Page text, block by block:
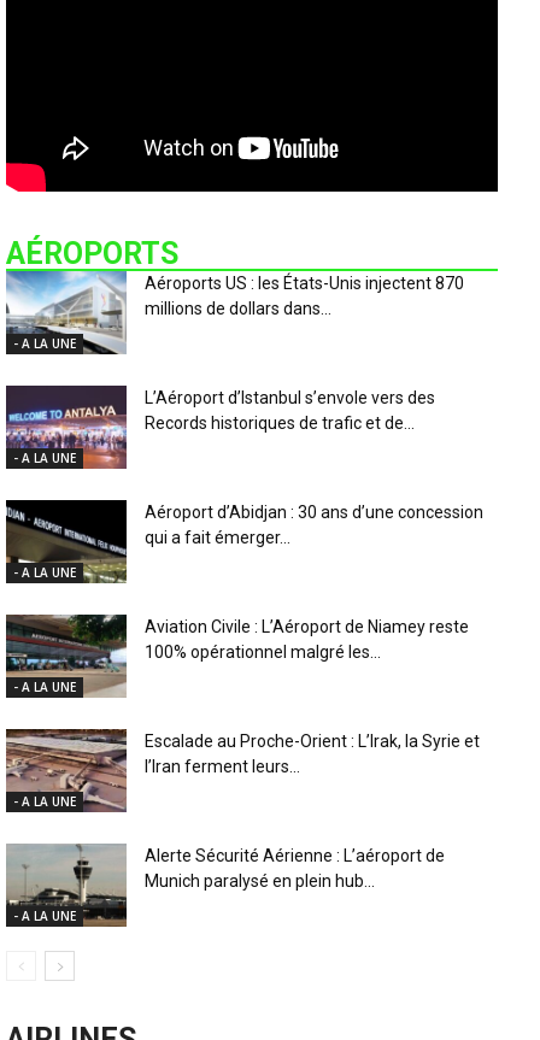
AÉROPORTS
- A LA UNE
Aéroports US : les États-Unis injectent 870
millions de dollars dans...
- A LA UNE
L’Aéroport d’Istanbul s’envole vers des
Records historiques de trafic et de...
- A LA UNE
Aéroport d’Abidjan : 30 ans d’une concession
qui a fait émerger...
- A LA UNE
Aviation Civile : L’Aéroport de Niamey reste
100% opérationnel malgré les...
- A LA UNE
Escalade au Proche-Orient : L’Irak, la Syrie et
l’Iran ferment leurs...
- A LA UNE
Alerte Sécurité Aérienne : L’aéroport de
Munich paralysé en plein hub...